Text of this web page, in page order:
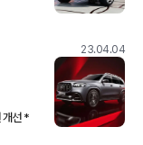
23.04.04